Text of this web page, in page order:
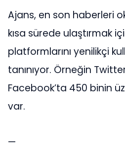
Ajans, en son haberleri
kısa sürede ulaştırmak
platformlarını yenilikçi
tanınıyor. Örneğin
Facebook’ta 450 binin
var.
—